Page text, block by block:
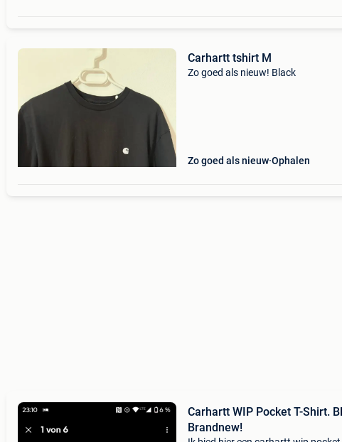
Carhartt tshirt M
Zo goed als nieuw! Black
Zo goed als nieuw Ophalen
Carhartt WIP Pocket T-Shirt.
Brandnew!